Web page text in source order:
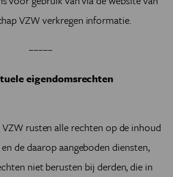
VZWverkregen informatie.
–––––
eigendomsrechten
VZW rusten alle rechten op de inhoud
de daarop aangeboden diensten,
niet berusten bij derden, die in